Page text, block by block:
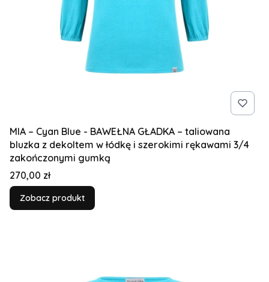
MIA – Cyan Blue - BAWEŁNA GŁADKA – taliowana
bluzka z dekoltem w łódkę i szerokimi rękawami 3/4
zakończonymi gumką
Cena
270,00 zł
Zobacz produkt